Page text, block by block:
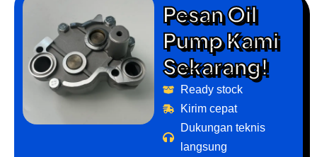
Pesan Oil
Pump Kami
Sekarang!
Ready stock
Kirim cepat
Dukungan teknis
langsung